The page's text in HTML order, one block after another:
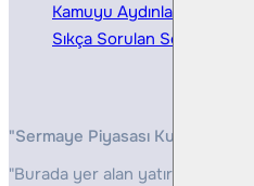
Kamuyu Aydınlatma
Sıkça Sorulan Sorular
"Sermaye Piyasası Kurulunun,
"Burada yer alan yatırım bilgi,